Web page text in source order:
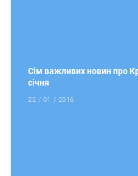
Сім важливих новин про
січня
22 / 01 / 2016